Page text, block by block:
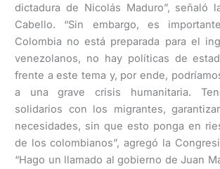
dictadura de Nicolás Maduro”, señaló
Cabello. “Sin embargo, es
Colombia no está preparada para el
venezolanos, no hay políticas de
frente a este tema y, por ende,
a una grave crisis humanitaria.
solidarios con los migrantes,
necesidades, sin que esto ponga en
de los colombianos”, agregó la
“Hago un llamado al gobierno de Juan